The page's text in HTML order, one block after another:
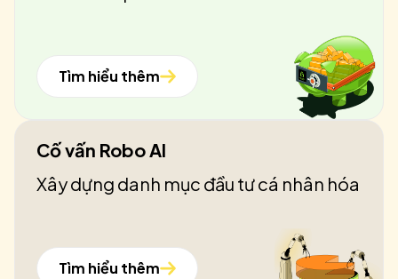
Tìm hiểu thêm
Cố vấn Robo AI
Xây dựng danh mục đầu tư cá nhân hóa
Tìm hiểu thêm